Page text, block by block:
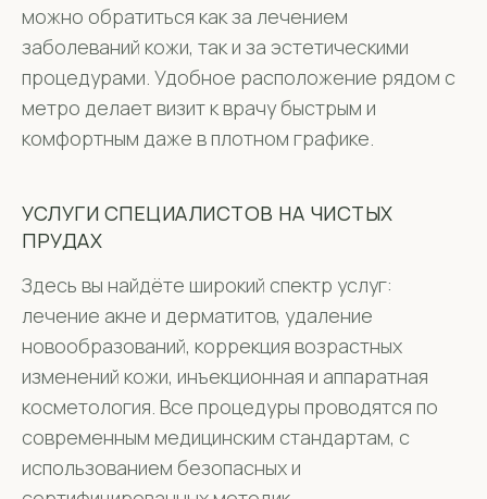
можно обратиться как за лечением
заболеваний кожи, так и за эстетическими
процедурами. Удобное расположение рядом с
метро делает визит к врачу быстрым и
комфортным даже в плотном графике.
УСЛУГИ СПЕЦИАЛИСТОВ НА ЧИСТЫХ
ПРУДАХ
Здесь вы найдёте широкий спектр услуг:
лечение акне и дерматитов, удаление
новообразований, коррекция возрастных
изменений кожи, инъекционная и аппаратная
косметология. Все процедуры проводятся по
современным медицинским стандартам, с
использованием безопасных и